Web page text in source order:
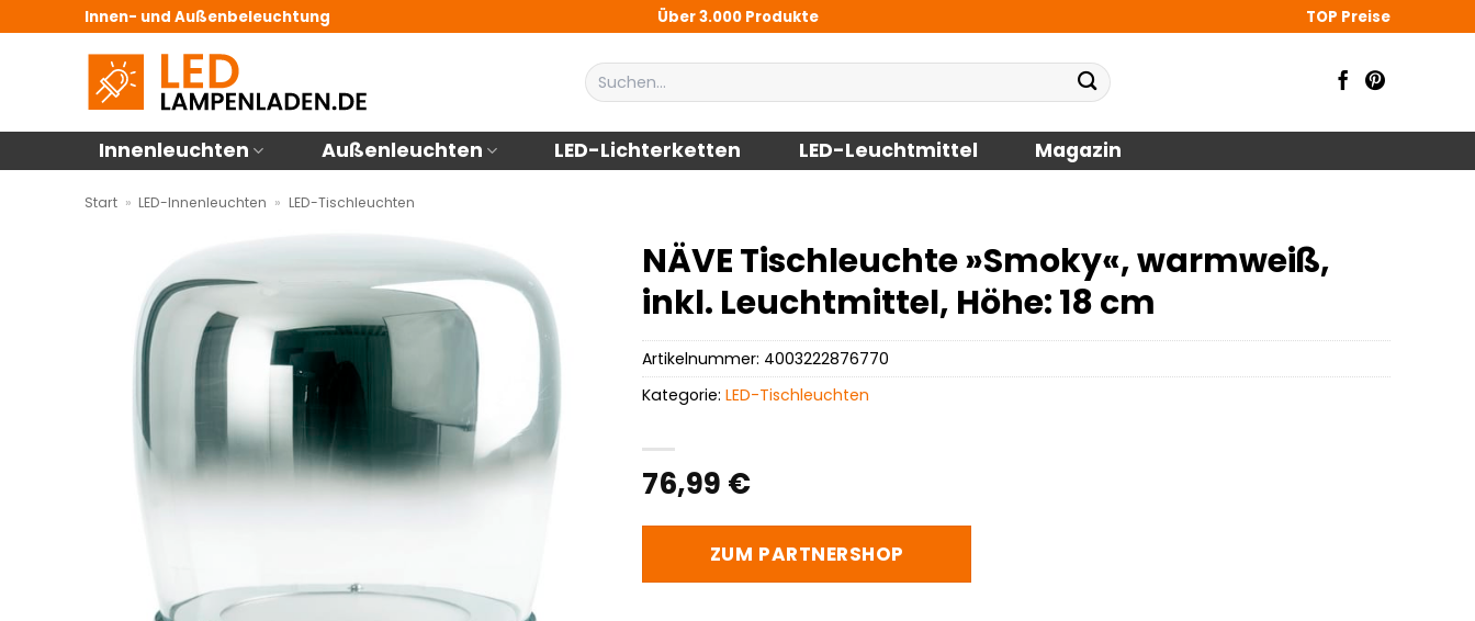
Innen- und Außenbeleuchtung Über 3.000 Produkte TOP Preise
Suchen
nach:
Innenleuchten Außenleuchten LED-Lichterketten LED-Leuchtmittel Magazin
Start » LED-Innenleuchten » LED-Tischleuchten
NÄVE Tischleuchte »Smoky«, warmweiß,
inkl. Leuchtmittel, Höhe: 18 cm
76,99 €
ZUM PARTNERSHOP
Artikelnummer: 4003222876770
Kategorie:LED-Tischleuchten